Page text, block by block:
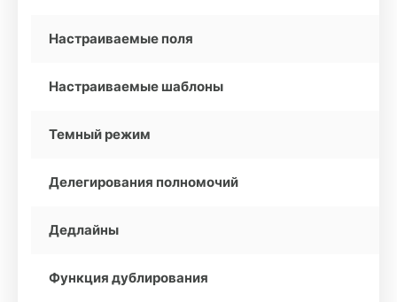
Настраиваемые поля
Настраиваемые шаблоны
Темный режим
Делегирования полномочий
Дедлайны
Функция дублирования